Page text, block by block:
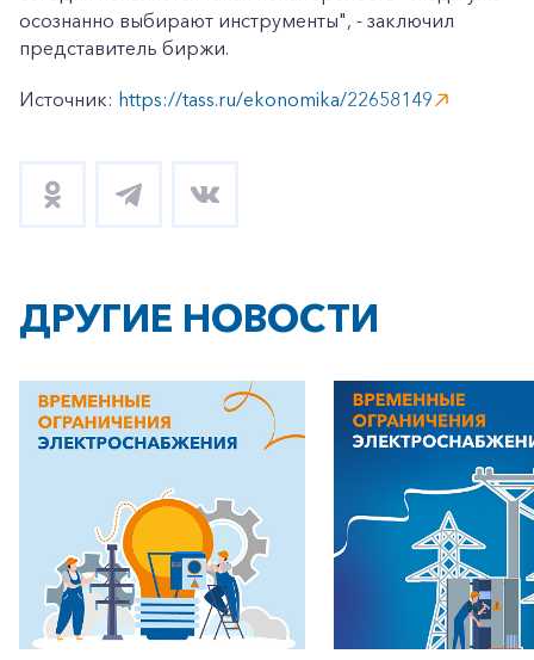
+7-800-700-24-57
осознанно выбирают инструменты", - заключил
представитель биржи.
Источник: https://tass.ru/ekonomika/22658149
ДРУГИЕ НОВОСТИ